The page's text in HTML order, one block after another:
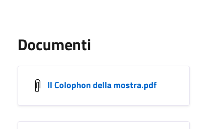
Documenti
Il Colophon della mostra.pdf